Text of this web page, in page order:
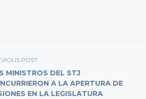
POST
MINISTROS DEL STJ
A LA APERTURA DE
EN LA LEGISLATURA